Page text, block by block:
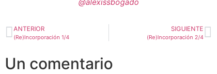
ANTERIOR
(Re)Incorporación 1/4
SIGUIENTE
(Re)Incorporación 2/4
Un comentario